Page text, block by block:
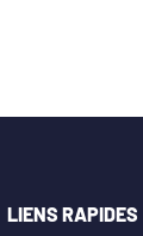
LIENS RAPIDES